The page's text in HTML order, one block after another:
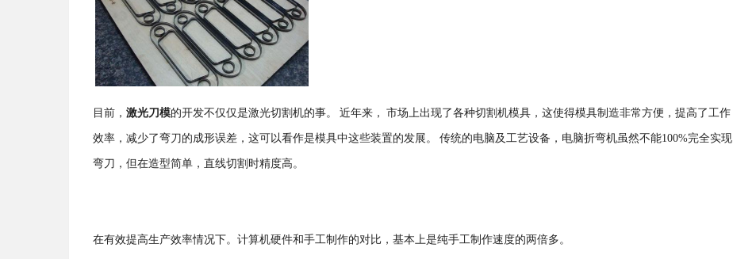
目前， 激光刀模的开发不仅仅是激光切割机的事。 近年来， 市场上出现了各种切割机模具，这使得模具制造非常方便，提高了工作
效率，减少了弯刀的成形误差，这可以看作是模具中这些装置的发展。 传统的电脑及工艺设备，电脑折弯机虽然不能100%完全实现
弯刀 ，但在造型简单，直线切割时精度高。
在有效提高生产效率情况下。计算机硬件和手工制作的对比 ，基本上是纯手工制作速度的两倍多。